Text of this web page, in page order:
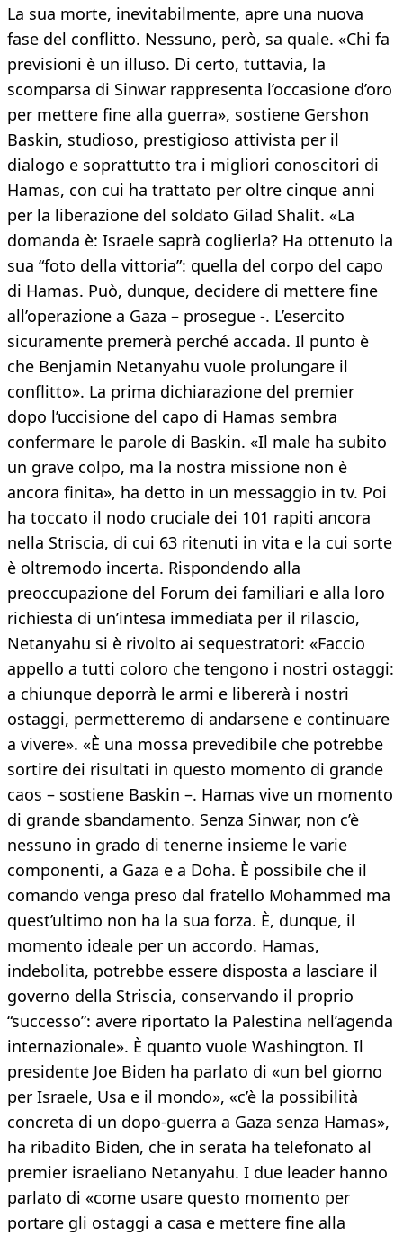
La sua morte, inevitabilmente, apre una nuova
fase del conflitto. Nessuno, però, sa quale. «Chi fa
previsioni è un illuso. Di certo, tuttavia, la
scomparsa di Sinwar rappresenta l’occasione d’oro
per mettere fine alla guerra», sostiene Gershon
Baskin, studioso, prestigioso attivista per il
dialogo e soprattutto tra i migliori conoscitori di
Hamas, con cui ha trattato per oltre cinque anni
per la liberazione del soldato Gilad Shalit. «La
domanda è: Israele saprà coglierla? Ha ottenuto la
sua “foto della vittoria”: quella del corpo del capo
di Hamas. Può, dunque, decidere di mettere fine
all’operazione a Gaza – prosegue -. L’esercito
sicuramente premerà perché accada. Il punto è
che Benjamin Netanyahu vuole prolungare il
conflitto». La prima dichiarazione del premier
dopo l’uccisione del capo di Hamas sembra
confermare le parole di Baskin. «Il male ha subito
un grave colpo, ma la nostra missione non è
ancora finita», ha detto in un messaggio in tv. Poi
ha toccato il nodo cruciale dei 101 rapiti ancora
nella Striscia, di cui 63 ritenuti in vita e la cui sorte
è oltremodo incerta. Rispondendo alla
preoccupazione del Forum dei familiari e alla loro
richiesta di un’intesa immediata per il rilascio,
Netanyahu si è rivolto ai sequestratori: «Faccio
appello a tutti coloro che tengono i nostri ostaggi:
a chiunque deporrà le armi e libererà i nostri
ostaggi, permetteremo di andarsene e continuare
a vivere». «È una mossa prevedibile che potrebbe
sortire dei risultati in questo momento di grande
caos – sostiene Baskin –. Hamas vive un momento
di grande sbandamento. Senza Sinwar, non c’è
nessuno in grado di tenerne insieme le varie
componenti, a Gaza e a Doha. È possibile che il
comando venga preso dal fratello Mohammed ma
quest’ultimo non ha la sua forza. È, dunque, il
momento ideale per un accordo. Hamas,
indebolita, potrebbe essere disposta a lasciare il
governo della Striscia, conservando il proprio
“successo”: avere riportato la Palestina nell’agenda
internazionale». È quanto vuole Washington. Il
presidente Joe Biden ha parlato di «un bel giorno
per Israele, Usa e il mondo», «c’è la possibilità
concreta di un dopo-guerra a Gaza senza Hamas»,
ha ribadito Biden, che in serata ha telefonato al
premier israeliano Netanyahu. I due leader hanno
parlato di «come usare questo momento per
portare gli ostaggi a casa e mettere fine alla